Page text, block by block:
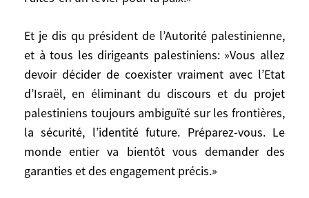
Et je dis qu président de l’Autorité palestinienne,
et à tous les dirigeants palestiniens: »Vous allez
devoir décider de coexister vraiment avec l’Etat
d’Israël, en éliminant du discours et du projet
palestiniens toujours ambiguïté sur les frontières,
la sécurité, l’identité future. Préparez-vous. Le
monde entier va bientôt vous demander des
garanties et des engagement précis.»
responsabilité, nous respectons votre
engagement sue ce point. Mais vous
n’obtiendront pas la sécurité ainsi, de
façon purement militaire. Cessez de
conditionner la recherche d’une solution
politique à l’impossible obtention
préalable d’un arrêt complet des
violences. Rouvrez les discussions sur une
solution politique, votre coalition dût-elle
protester. Personne ne vous contestera le